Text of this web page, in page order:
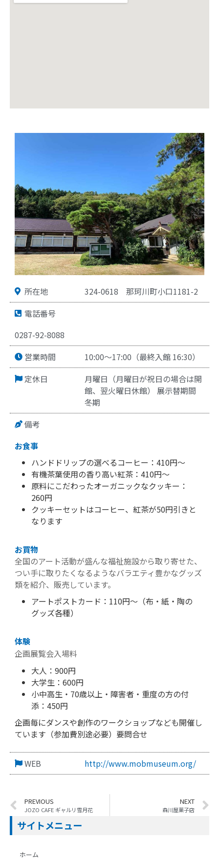
所在地 324-0618
那珂川町小口1181-2
電話番号
0287-92-8088
営業時間
10:00～17:00（最終入館 16:30）
定休日
月曜日（月曜日が祝日の場合は開
館、翌火曜日休館） 展示替期間
冬期
備考
お食事
ハンドドリップの選べるコーヒー：410円～
有機茶葉使用の香り高い紅茶：410円～
原料にこだわったオーガニックなクッキー：
260円
クッキーセットはコーヒー、紅茶が50円引きと
なります
お買物
全国のアート活動が盛んな福祉施設から取り寄せた、
つい手に取りたくなるようなバラエティ豊かなグッズ
類を紹介、販売しています。
アートポストカード：110円～（布・紙・陶の
グッズ各種）
体験
企画展覧会入場料
大人：900円
大学生：600円
小中高生・70歳以上・障害者・重度の方の付
添：450円
企画毎にダンスや創作のワークショップなども開催し
ています（参加費別途必要）要問合せ
WEB http://www.mobmuseum.org/
PREVIOUS
JOZO CAFE ギャルリ雪月花
NEXT
森川屋菓子店
サイトメニュー
ホーム